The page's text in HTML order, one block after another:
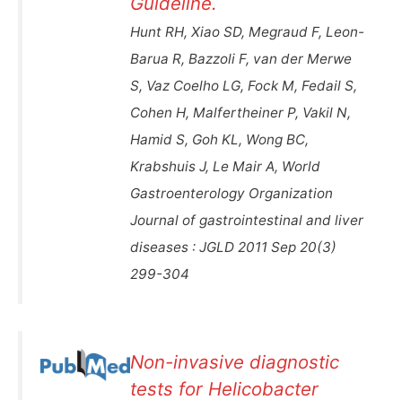
Hunt RH, Xiao SD, Megraud F, Leon-
Barua R, Bazzoli F, van der Merwe
S, Vaz Coelho LG, Fock M, Fedail S,
Cohen H, Malfertheiner P, Vakil N,
Hamid S, Goh KL, Wong BC,
Krabshuis J, Le Mair A, World
Gastroenterology Organization
Journal of gastrointestinal and liver
diseases : JGLD 2011 Sep 20(3)
299-304
Non-invasive diagnostic
tests for Helicobacter